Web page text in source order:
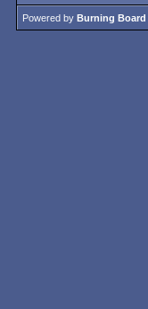
Powered by Burning Board